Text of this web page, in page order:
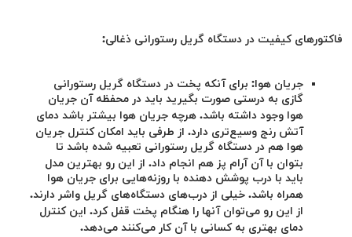
فاکتورهای کیفیت در دستگاه گریل رستورانی ذغالی:
جریان هوا: برای آنکه پخت در دستگاه گریل رستورانی
گازی به درستی صورت بگیرید باید در محفظه آن جریان
هوا وجود داشته باشد. هرچه جریان هوا بیشتر باشد دمای
آتش رنج وسیع‌تری دارد. از طرفی باید امکان کنترل جریان
هوا هم در دستگاه گریل رستورانی تعبیه شده باشد تا
بتوان با آن آرام پز هم انجام داد. از این رو بهترین مدل
باید با درب پوشش دهنده با روزنه‌هایی برای جریان هوا
همراه باشد. خیلی از درب‌‌های دستگاه‌های گریل واشر دارند.
از این رو می‌توان آنها را هنگام پخت قفل کرد. این کنترل
دمای بهتری به کسانی با آن کار می‌کنند می‌دهد.